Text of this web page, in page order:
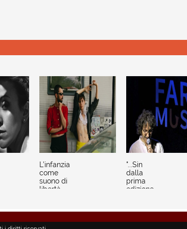
L’infanzia
come
suono di
libertà
"...Sin
dalla
prima
edizione
di
mettere